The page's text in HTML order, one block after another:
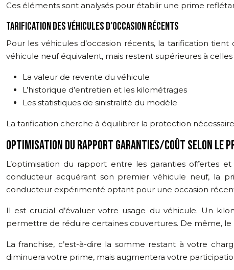
Ces éléments sont analysés pour établir une prime
TARIFICATION DES VÉHICULES D’OCCASION RÉCENTS
Pour les véhicules d’occasion récents, la tarification
véhicule neuf équivalent, mais restent supérieures à
La valeur de revente du véhicule
L’historique d’entretien et les kilométrages
Les statistiques de sinistralité du modèle
La tarification cherche à équilibrer la protection
OPTIMISATION DU RAPPORT GARANTIES/COÛT SELON LE
L’optimisation du rapport entre les garanties offertes
conducteur acquérant son premier véhicule neuf, la
conducteur expérimenté optant pour une occasion
Il est crucial d’évaluer votre usage du véhicule. Un
permettre de réduire certaines couvertures. De même,
La franchise, c’est-à-dire la somme restant à votre
diminuera votre prime, mais augmentera votre